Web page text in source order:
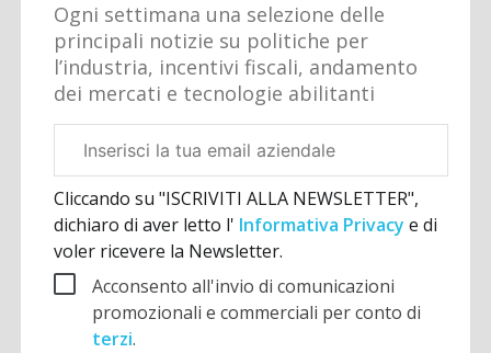
Ogni settimana una selezione delle
principali notizie su politiche per
l’industria, incentivi fiscali, andamento
dei mercati e tecnologie abilitanti
aziendale
Cliccando su "ISCRIVITI ALLA NEWSLETTER",
dichiaro di aver letto l' Informativa Privacye di
voler ricevere la Newsletter.
Acconsento all'invio di comunicazioni
promozionali e commerciali per conto di
terzi.